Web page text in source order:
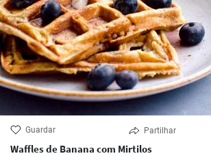
Guardar Partilhar
Waffles de Banana com Mirtilos